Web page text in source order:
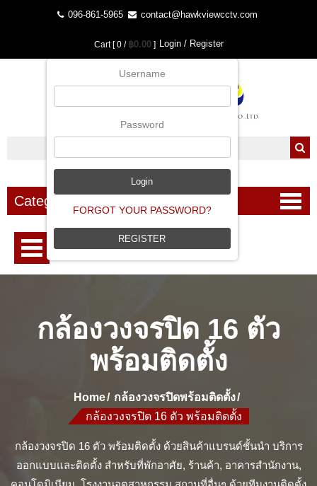
096-861-5965 contact@hawkviewcctv.com
Cart [ 0 / ฿0.00] Login / Register
Username
Password
FORGOT YOUR PASSWORD?
REGISTER
Categories
กล้องวงจรปิด 16 ตัว
พร้อมติดตั้ง
Home
กล้องวงจรปิดพร้อมติดตั้ง
กล้องวงจรปิด 16 ตัว พร้อมติดตั้ง
กล้องวงจรปิด 16 ตัว พร้อมติดตั้ง ด้วยสินค้าแบรนด์ชั้นนำ บริการ
ออกแบบและติดตั้ง สำหรับที่พักอาศัย, ร้านค้า, อาคารสำนักงาน,